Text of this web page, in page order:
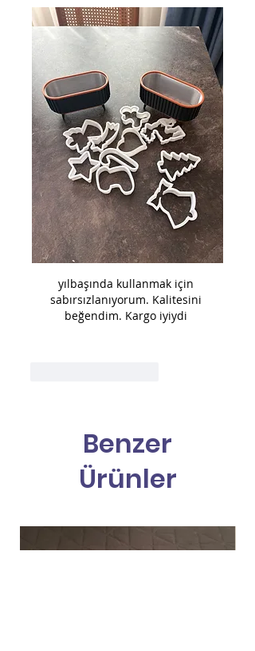
yılbaşında kullanmak için
sabırsızlanıyorum. Kalitesini
beğendim. Kargo iyiydi
Benzer
Ürünler